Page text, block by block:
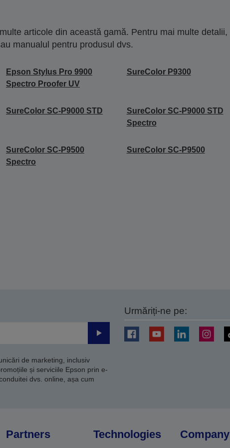
articole din această gamă. Pentru mai multe detalii,
manualul pentru produsul dvs.
Epson Stylus Pro 9900
Spectro Proofer UV
SureColor P9300
SureColor SC-P9000 STD
SureColor SC-P9000 STD
Spectro
SureColor SC-P9500
Spectro
SureColor SC-P9500
Trimiteți
de marketing, inclusiv
și serviciile Epson prin e-
dvs. online, așa cum
Urmăriți-ne pe:
Partners Technologies Company